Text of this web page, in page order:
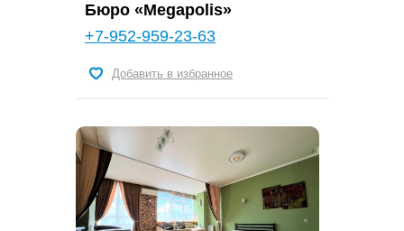
Бюро «Megapolis»
+7-952-959-23-63
Добавить в избранное